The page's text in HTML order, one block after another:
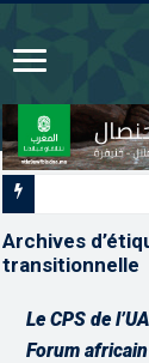
Archives
transitionnelle
Le CPS de
Forum